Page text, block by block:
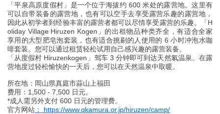
「平泉高原度假村」是一个位于海拔约 600 米处的露营地。这里有
可以自带装备的露营地，也有可以空手去享受露营乐趣的露营地，
因此从初学者到经验丰富的露营者都可以尽情享受露营的乐趣。「H
oliday Village Hiruzen Kogen」的出租物品种类齐全，有适合全家
享用的大型肥皂泡套装，也有适合挑剔的人使用的 6 小时冲泡水咖
啡套装。您可以通过租赁轻松试用自己感兴趣的露营装备。
「从度假村 Hiruzenkogen」驾车 3 分钟即可到达天然氡温泉。在露
营地度过轻松愉快的一天后，您可以在天然温泉中取暖。
所在地：岡山県真庭市蒜山上福田
费用：1,500 - 7,500 日元。
*成人需另外支付 600 日元的管理费。
官方网站 ： https://www.qkamura.or.jp/hiruzen/camp/